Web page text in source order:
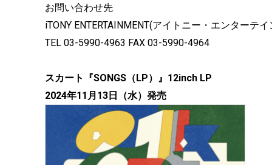
お問い合わせ先
iTONY ENTERTAINMENT(アイトニー・エンターテ
TEL 03-5990-4963 FAX 03-5990-4964
スカート『SONGS（LP）』12inch LP
2024年11月13日（水）発売